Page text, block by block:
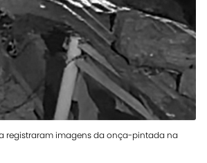
registraram imagens da onça-pintada na